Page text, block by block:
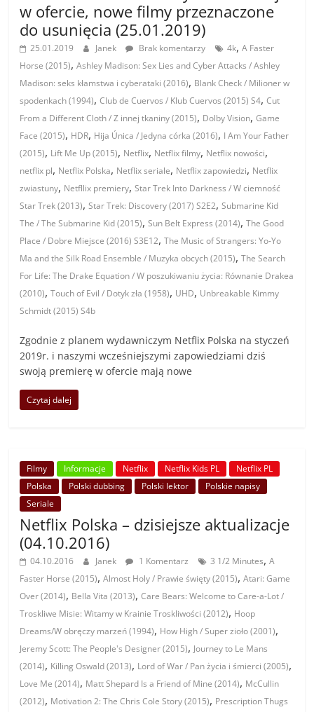
w ofercie, nowe filmy przeznaczone
do usunięcia (25.01.2019)
25.01.2019 Janek Brak komentarzy 4k,A Faster
Horse (2015),Ashley Madison: Sex Lies and Cyber Attacks / Ashley
Madison: seks kłamstwa i cyberataki (2016), Blank Check / Milioner w
spodenkach (1994),Club de Cuervos / Klub Cuervos (2015) S4,Cut
From a Different Cloth / Z innej tkaniny (2015), Dolby Vision,Game
Face (2015), HDR, Hija Única / Jedyna córka (2016), I Am Your Father
(2015), Lift Me Up (2015), Netflix, Netflix filmy, Netflix nowości,
netflix pl, Netflix Polska, Netflix seriale, Netflix zapowiedzi, Netflix
zwiastuny, Netfllix premiery,Star Trek Into Darkness / W ciemność
Star Trek (2013),Star Trek: Discovery (2017) S2E2,Submarine Kid
The / The Submarine Kid (2015),Sun Belt Express (2014),The Good
Place / Dobre Miejsce (2016) S3E12,The Music of Strangers: Yo-Yo
Ma and the Silk Road Ensemble / Muzyka obcych (2015),The Search
For Life: The Drake Equation / W poszukiwaniu życia: Równanie Drakea
(2010),Touch of Evil / Dotyk zła (1958), UHD, Unbreakable Kimmy
Schmidt (2015) S4b
Zgodnie z planem wydawniczym Netflix Polska na styczeń
2019r. i naszymi wcześniejszymi zapowiedziami dziś
swoją premierę w ofercie mają nowe
Czytaj dalej
Filmy Informacje Netflix Netflix Kids PL
Netflix PL
Polska
Polski dubbing Polski lektor
Polskie napisy
Seriale
Netflix Polska – dzisiejsze aktualizacje
(04.10.2016)
04.10.2016 Janek 1 Komentarz 3 1/2 Minutes,A
Faster Horse (2015),Almost Holy / Prawie święty (2015),Atari: Game
Over (2014), Bella Vita (2013),Care Bears: Welcome to Care-a-Lot /
Troskliwe Misie: Witamy w Krainie Troskliwości (2012), Hoop
Dreams/W obręczy marzeń (1994), How High / Super zioło (2001),
Jeremy Scott: The People's Designer (2015), Journey to Le Mans
(2014), Killing Oswald (2013), Lord of War / Pan życia i śmierci (2005),
Love Me (2014), Matt Shepard Is a Friend of Mine (2014), McCullin
(2012), Motivation 2: The Chris Cole Story (2015), Prescription Thugs